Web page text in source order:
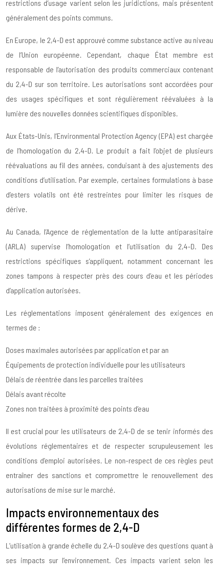
restrictions d’usage varient selon les juridictions, mais présentent
généralement des points communs.
En Europe, le 2,4-D est approuvé comme substance active au niveau
de l’Union européenne. Cependant, chaque État membre est
responsable de l’autorisation des produits commerciaux contenant
du 2,4-D sur son territoire. Les autorisations sont accordées pour
des usages spécifiques et sont régulièrement réévaluées à la
lumière des nouvelles données scientifiques disponibles.
Aux États-Unis, l’Environmental Protection Agency (EPA) est chargée
de l’homologation du 2,4-D. Le produit a fait l’objet de plusieurs
réévaluations au fil des années, conduisant à des ajustements des
conditions d’utilisation. Par exemple, certaines formulations à base
d’esters volatils ont été restreintes pour limiter les risques de
dérive.
Au Canada, l’Agence de réglementation de la lutte antiparasitaire
(ARLA) supervise l’homologation et l’utilisation du 2,4-D. Des
restrictions spécifiques s’appliquent, notamment concernant les
zones tampons à respecter près des cours d’eau et les périodes
d’application autorisées.
Les réglementations imposent généralement des exigences en
termes de :
Doses maximales autorisées par application et par an
Équipements de protection individuelle pour les utilisateurs
Délais de réentrée dans les parcelles traitées
Délais avant récolte
Zones non traitées à proximité des points d’eau
Il est crucial pour les utilisateurs de 2,4-D de se tenir informés des
évolutions réglementaires et de respecter scrupuleusement les
conditions d’emploi autorisées. Le non-respect de ces règles peut
entraîner des sanctions et compromettre le renouvellement des
autorisations de mise sur le marché.
Impacts environnementaux des
différentes formes de 2,4-D
L’utilisation à grande échelle du 2,4-D soulève des questions quant à
ses impacts sur l’environnement. Ces impacts varient selon les